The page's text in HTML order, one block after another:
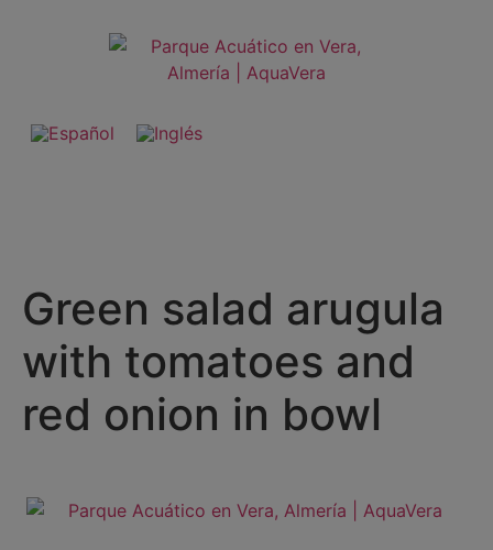
Green salad arugula
with tomatoes and
red onion in bowl